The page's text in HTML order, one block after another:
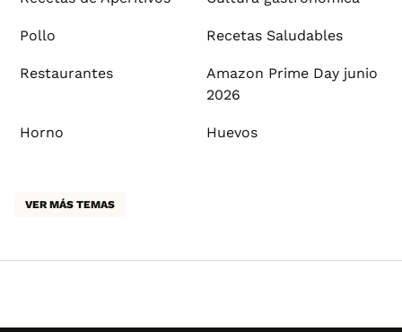
Pollo Recetas Saludables
Restaurantes
Amazon Prime Day junio
2026
Horno Huevos
VER MÁS TEMAS